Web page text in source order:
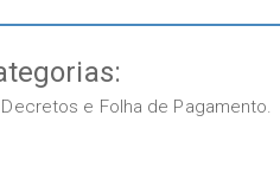
e Folha de Pagamento.